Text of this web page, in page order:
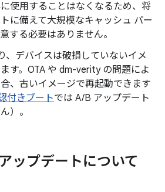
使用することはなくなるため、将
に備えて大規模なキャッシュ パー
する必要はありません。
、デバイスは破損していないイメ
す。OTA や dm-verity の問題によ
、古いイメージで再起動できます
付きブートでは A/B アップデート
）。
ップデートについて